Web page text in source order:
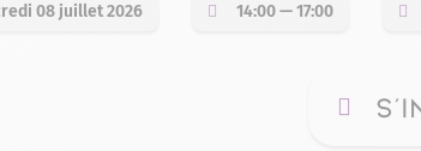
08 juillet 2026 14:00 — 17:00